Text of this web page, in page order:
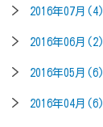
2016年07月(4)
2016年06月(2)
2016年05月(6)
2016年04月(6)